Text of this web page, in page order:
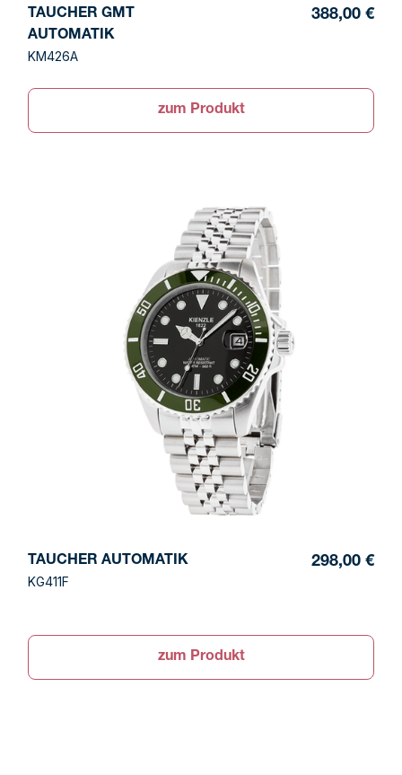
TAUCHER GMT
AUTOMATIK
KM426A
388,00 €
zum Produkt
TAUCHER AUTOMATIK
KG411F
298,00 €
zum Produkt